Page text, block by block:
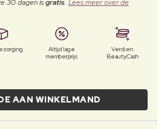
30 dagen isgratis. Lees meer over de
Altijd lage
memberprijs
Verdien
BeautyCash
AAN WINKELMAND